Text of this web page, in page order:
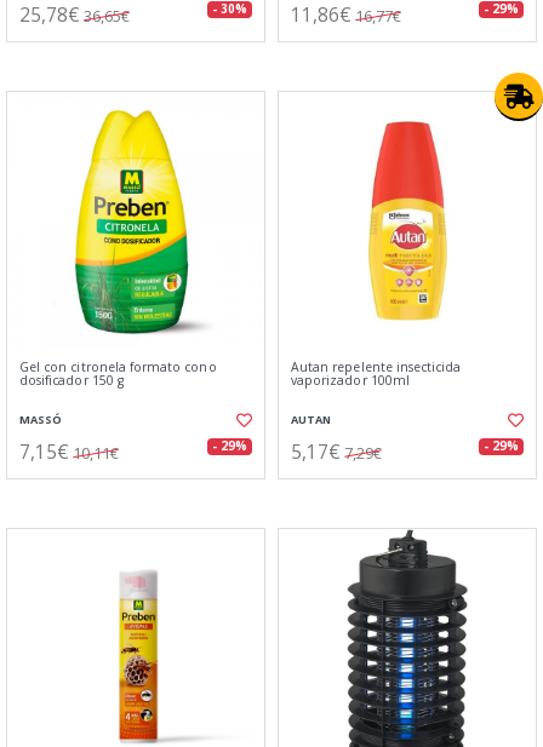
25,78€ 36,65€ - 30% 11,86€ 16,77€ - 29%
Gel con citronela formato cono
dosificador 150 g
MASSÓ
7,15€ 10,11€ - 29%
Autan repelente insecticida
vaporizador 100ml
AUTAN
5,17€ 7,29€ - 29%